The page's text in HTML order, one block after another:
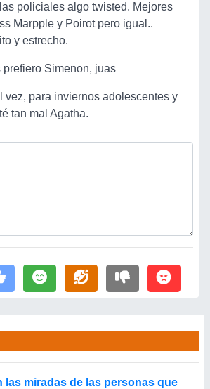
policiales algo twisted. Mejores
Marpple y Poirot pero igual..
y estrecho.
prefiero Simenon, juas
vez, para inviernos adolescentes y
tan mal Agatha.
las miradas de las personas que